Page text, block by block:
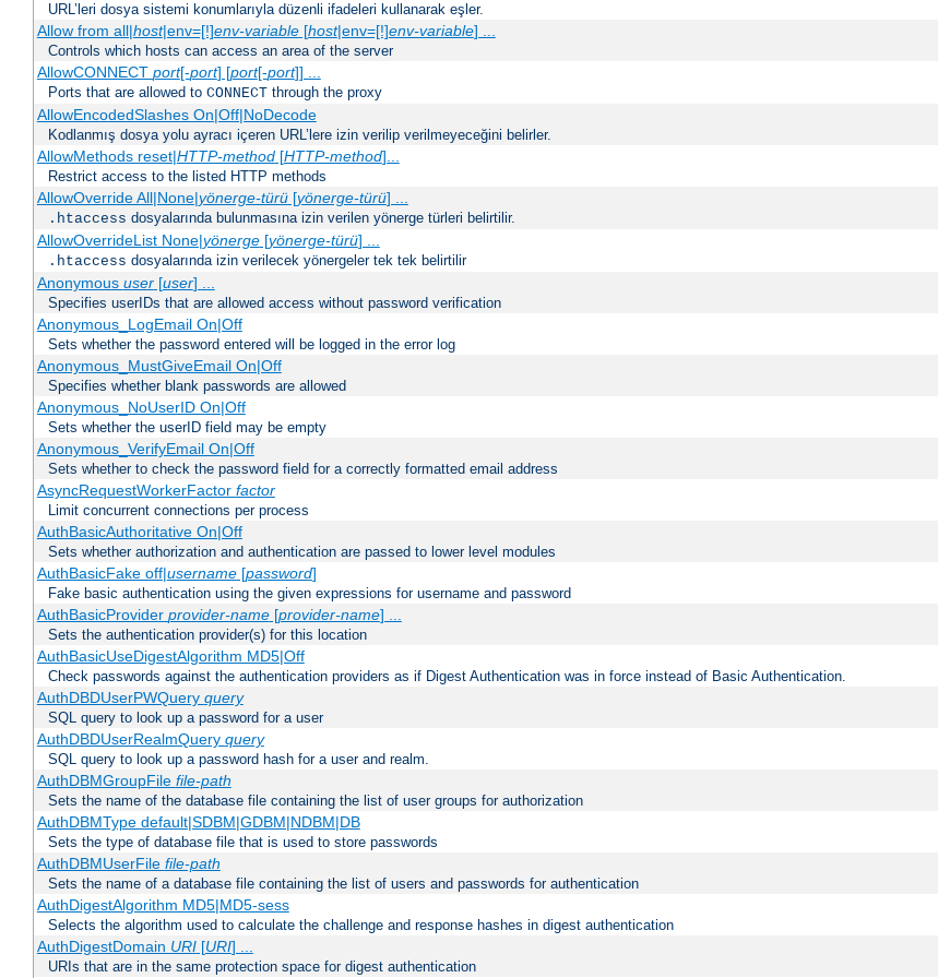
URL’leri dosya sistemi konumlarıyla düzenli ifadeleri kullanarak eşler.
Allow from all|host|env=[!]env-variable[host|env=[!]env-variable] ...
Controls which hosts can access an area of the server
AllowCONNECT port[-port] [port[-port]] ...
Ports that are allowed to CONNECT through the proxy
AllowEncodedSlashes On|Off|NoDecode
Kodlanmış dosya yolu ayracı içeren URL’lere izin verilip verilmeyeceğini belirler.
AllowMethods reset|HTTP-method[HTTP-method]...
Restrict access to the listed HTTP methods
AllowOverride All|None|yönerge-türü[yönerge-türü] ...
.htaccess dosyalarında bulunmasına izin verilen yönerge türleri belirtilir.
AllowOverrideList None|yönerge[yönerge-türü] ...
.htaccess dosyalarında izin verilecek yönergeler tek tek belirtilir
Anonymous user[user] ...
Specifies userIDs that are allowed access without password verification
Anonymous_LogEmail On|Off
Sets whether the password entered will be logged in the error log
Anonymous_MustGiveEmail On|Off
Specifies whether blank passwords are allowed
Anonymous_NoUserID On|Off
Sets whether the userID field may be empty
Anonymous_VerifyEmail On|Off
Sets whether to check the password field for a correctly formatted email address
AsyncRequestWorkerFactor factor
Limit concurrent connections per process
AuthBasicAuthoritative On|Off
Sets whether authorization and authentication are passed to lower level modules
AuthBasicFake off|username[password]
Fake basic authentication using the given expressions for username and password
AuthBasicProvider provider-name[provider-name] ...
Sets the authentication provider(s) for this location
AuthBasicUseDigestAlgorithm MD5|Off
Check passwords against the authentication providers as if Digest Authentication was in force instead of Basic Authentication.
AuthDBDUserPWQuery query
SQL query to look up a password for a user
AuthDBDUserRealmQuery query
SQL query to look up a password hash for a user and realm.
AuthDBMGroupFile file-path
Sets the name of the database file containing the list of user groups for authorization
AuthDBMType default|SDBM|GDBM|NDBM|DB
Sets the type of database file that is used to store passwords
AuthDBMUserFile file-path
Sets the name of a database file containing the list of users and passwords for authentication
AuthDigestAlgorithm MD5|MD5-sess
Selects the algorithm used to calculate the challenge and response hashes in digest authentication
AuthDigestDomain URI[URI] ...
URIs that are in the same protection space for digest authentication